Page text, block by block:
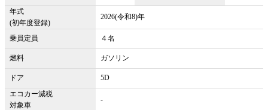
年式
(初年度登録)
2026(令和8)年
乗員定員 ４名
燃料 ガソリン
ドア
5D
エコカー減税
対象車
-